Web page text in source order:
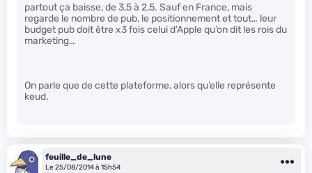
partout ça baisse, de 3,5 à 2,5. Sauf en France, mais
regarde le nombre de pub, le positionnement et tout… leur
budget pub doit être x3 fois celui d’Apple qu’on dit les rois du
marketing…
On parle que de cette plateforme, alors qu’elle représente
keud.
feuille_de_lune
Le 25/08/2014 à 15h54